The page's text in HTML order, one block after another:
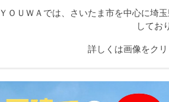
ＹＯＵＷＡでは、さいたま市を中心に埼
してお
詳しくは画像をク